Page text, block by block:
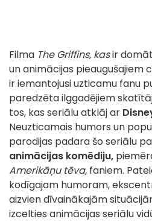
Filma The Griffins, kasir
un animācijas pieaugušajiem
ir iemantojusi uzticamu fanu
paredzēta ilggadējiem
tos, kas seriālu atklāj ar
Neuzticamais humors un
parodijas padara šo seriālu
animācijas komēdiju,
Amerikāņu tēva, faniem.
kodīgajam humoram,
aizvien dīvainākajām
izcelties animācijas seriālu